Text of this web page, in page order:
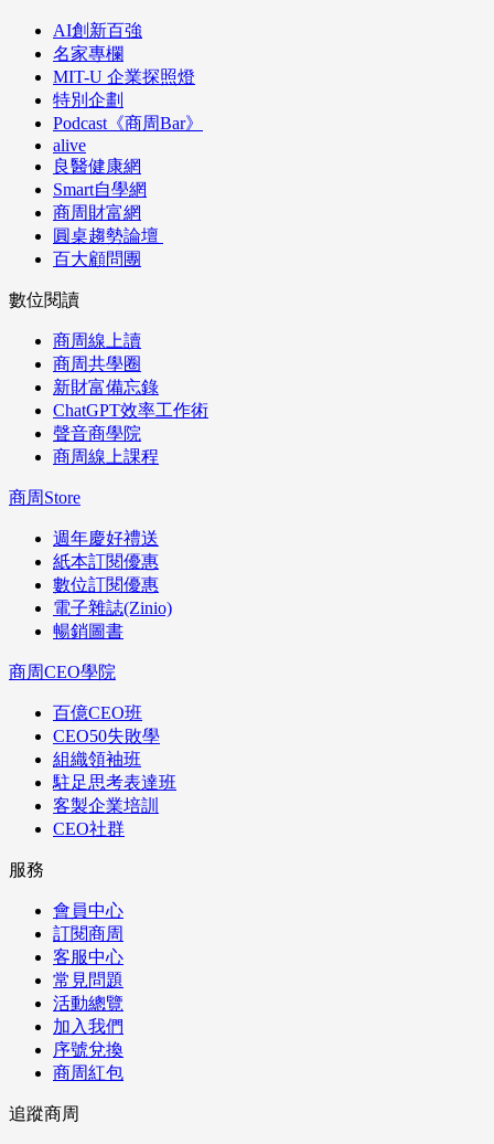
AI創新百強
名家專欄
MIT-U 企業探照燈
特別企劃
Podcast《商周Bar》
alive
良醫健康網
Smart自學網
商周財富網
圓桌趨勢論壇
百大顧問團
數位閱讀
商周線上讀
商周共學圈
新財富備忘錄
ChatGPT效率工作術
聲音商學院
商周線上課程
商周Store
週年慶好禮送
紙本訂閱優惠
數位訂閱優惠
電子雜誌(Zinio)
暢銷圖書
商周CEO學院
百億CEO班
CEO50失敗學
組織領袖班
駐足思考表達班
客製企業培訓
CEO社群
服務
會員中心
訂閱商周
客服中心
常見問題
活動總覽
加入我們
序號兌換
商周紅包
追蹤商周